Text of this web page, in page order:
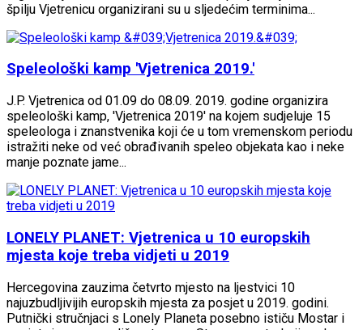
špilju Vjetrenicu organizirani su u sljedećim terminima...
Speleološki kamp 'Vjetrenica 2019.'
J.P. Vjetrenica od 01.09 do 08.09. 2019. godine organizira
speleološki kamp, 'Vjetrenica 2019' na kojem sudjeluje 15
speleologa i znanstvenika koji će u tom vremenskom periodu
istražiti neke od već obrađivanih speleo objekata kao i neke
manje poznate jame...
LONELY PLANET: Vjetrenica u 10 europskih
mjesta koje treba vidjeti u 2019
Hercegovina zauzima četvrto mjesto na ljestvici 10
najuzbudljivijih europskih mjesta za posjet u 2019. godini.
Putnički stručnjaci s Lonely Planeta posebno ističu Mostar i